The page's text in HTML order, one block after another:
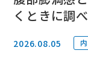
くときに調
2026.08.05